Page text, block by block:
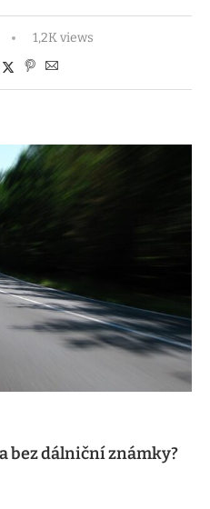
1,2K views
bez dálniční známky?